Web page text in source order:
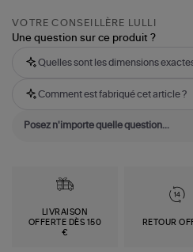
VOTRE CONSEILLÈRE LULLI
Une question sur ce produit ?
Quelles sont les dimensions
Comment est fabriqué cet article ?
LIVRAISON
OFFERTE DÈS 150
€
RETOUR